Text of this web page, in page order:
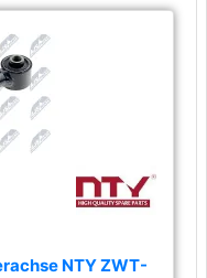
NTY ZWT-